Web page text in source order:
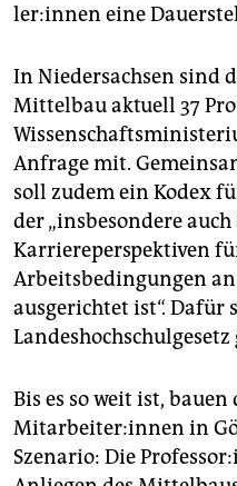
le­r:in­nen eine
In Niedersachsen sind
Mittelbau aktuell 37
Anfrage mit.
soll zudem ein Kodex
der „insbesondere
Karriereperspektiven
Arbeitsbedingungen
ausgerichtet ist“. Dafür
Bis es so weit ist,
Mit­ar­bei­te­r:in­nen in
Szenario: Die